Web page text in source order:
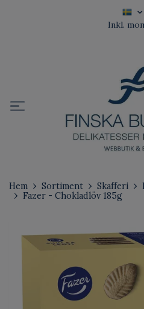
Inkl.
Hem Sortiment Skafferi
Fazer - Chokladlöv 185g